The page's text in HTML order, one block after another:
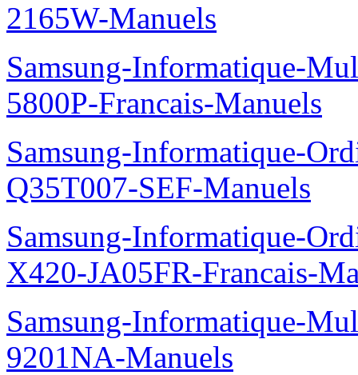
2165W-Manuels
Samsung-Informatique-
5800P-Francais-Manuels
Samsung-Informatique-
Q35T007-SEF-Manuels
Samsung-Informatique-
X420-JA05FR-Francais-
Samsung-Informatique-
9201NA-Manuels